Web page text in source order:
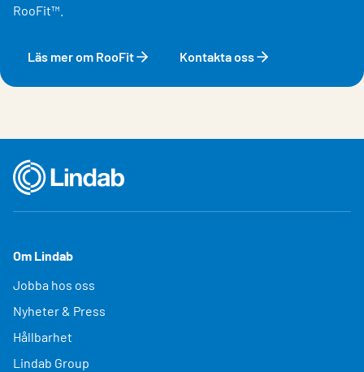
RooFit™.
Läs mer om RooFit Kontakta oss
Om Lindab
Jobba hos oss
Nyheter & Press
Hållbarhet
Lindab Group